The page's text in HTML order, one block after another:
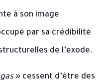
à son image
par sa crédibilité
de l’exode.
» cessent d’être des